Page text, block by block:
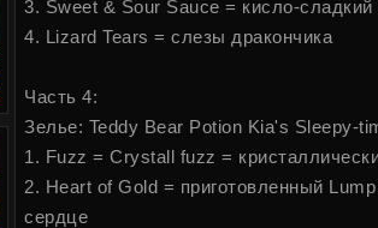
3. Sweet & Sour Sauce = кисло-сладкий
4. Lizard Tears = слезы дракончика
Часть 4:
Зелье: Teddy Bear Potion Kia's Sleepy-
1. Fuzz = Crystall fuzz =
2. Heart of Gold = приготовленный
сердце